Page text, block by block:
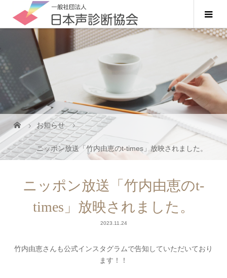
お知らせ
ニッポン放送「竹内由恵のt-times」放映されました。
ニッポン放送「竹内由恵のt-
times」放映されました。
2023.11.24
竹内由恵さんも公式インスタグラムで告知していただいており
ます！！